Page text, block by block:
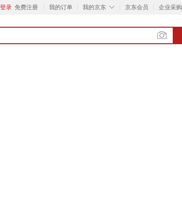
录 免费注册 我的订单 ◇
我的京东 京东会员 企业采购